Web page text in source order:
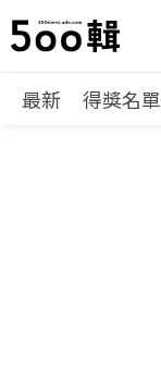
最新 得獎名單